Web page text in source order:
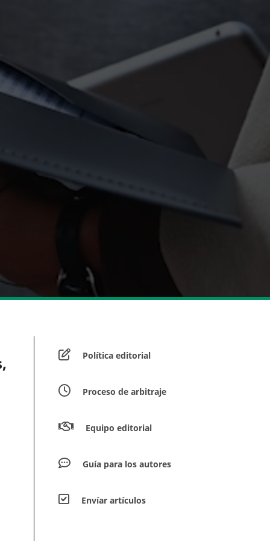
Política editorial
Proceso de arbitraje
Equipo editorial
Guía para los autores
Envíar artículos